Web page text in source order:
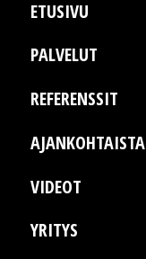
ETUSIVU
PALVELUT
REFERENSSIT
AJANKOHTAISTA
VIDEOT
YRITYS